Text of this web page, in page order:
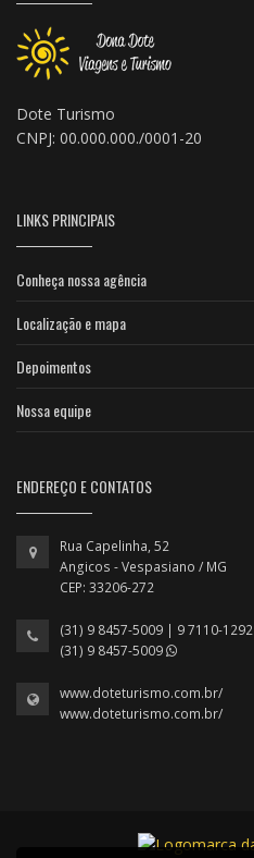
Dote Turismo
CNPJ: 00.000.000./0001-20
LINKS PRINCIPAIS
Conheça nossa agência
Localização e mapa
Depoimentos
Nossa equipe
ENDEREÇO E CONTATOS
Rua Capelinha, 52
Angicos - Vespasiano / MG
CEP: 33206-272
(31) 9 8457-5009 | 9 7110-1292
(31) 9 8457-5009
www.doteturismo.com.br/
www.doteturismo.com.br/